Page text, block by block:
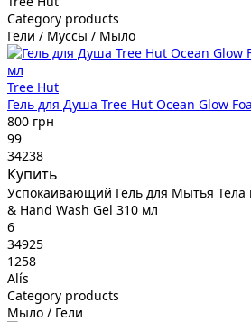
Category products
Гели / Муссы / Мыло
Tree Hut
Гель для Душа Tree Hut Ocean Glow
800 грн
99
34238
Купить
Успокаивающий Гель для Мытья Тела
& Hand Wash Gel 310 мл
6
34925
1258
Alís
Category products
Мыло / Гели